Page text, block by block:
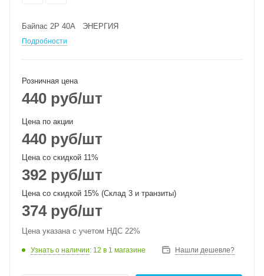
Байпас 2Р 40А ЭНЕРГИЯ
Подробности
Розничная цена
440 руб/шт
Цена по акции
440 руб/шт
Цена со скидкой 11%
392 руб/шт
Цена со скидкой 15% (Склад 3 и транзиты)
374руб/шт
Цена указана с учетом НДС 22%
Узнать о наличии: 12 в 1 магазине Нашли дешевле?